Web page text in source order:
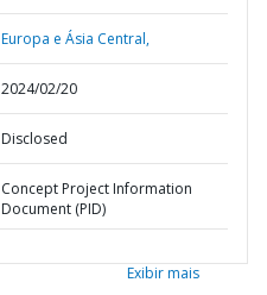
Europa e Ásia Central,
2024/02/20
Disclosed
Concept Project Information
Document (PID)
Exibir mais